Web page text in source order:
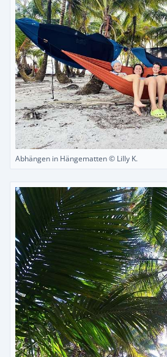
Abhängen in Hängematten © Lilly K.